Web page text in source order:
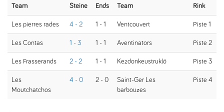
Team Steine Ends Team Rink
Les pierres rades 4 - 2 1 - 1 Ventcouvert Piste 1
Les Contas 1 - 3 1 - 1 Aventinators Piste 2
Les Frasserands 2 - 2 1 - 1 Kezdonkeustruklö Piste 3
Les
Moutchatchos
4 - 0 2 - 0
Saint-Ger Les
barbouzes
Piste 4